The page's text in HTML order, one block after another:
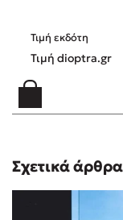
Τιμή εκδότη
Τιμή dioptra.gr
Σχετικά άρθρα